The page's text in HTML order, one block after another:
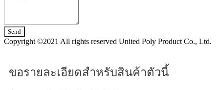
Send
Copyright ©2021 All rights reserved United Poly Product Co., Ltd.
ขอรายละเอียดสำหรับสินค้าตัวนี้